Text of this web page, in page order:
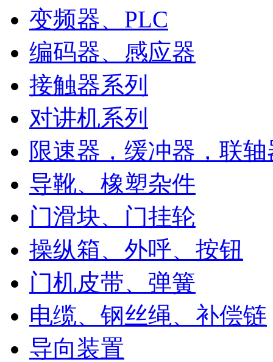
变频器、PLC
编码器、感应器
接触器系列
对讲机系列
限速器，缓冲器，联轴
导靴、橡塑杂件
门滑块、门挂轮
操纵箱、外呼、按钮
门机皮带、弹簧
电缆、钢丝绳、补偿链
导向装置